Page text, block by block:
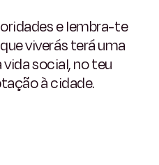
e lembra-te
viverás terá uma
social, no teu
à cidade.